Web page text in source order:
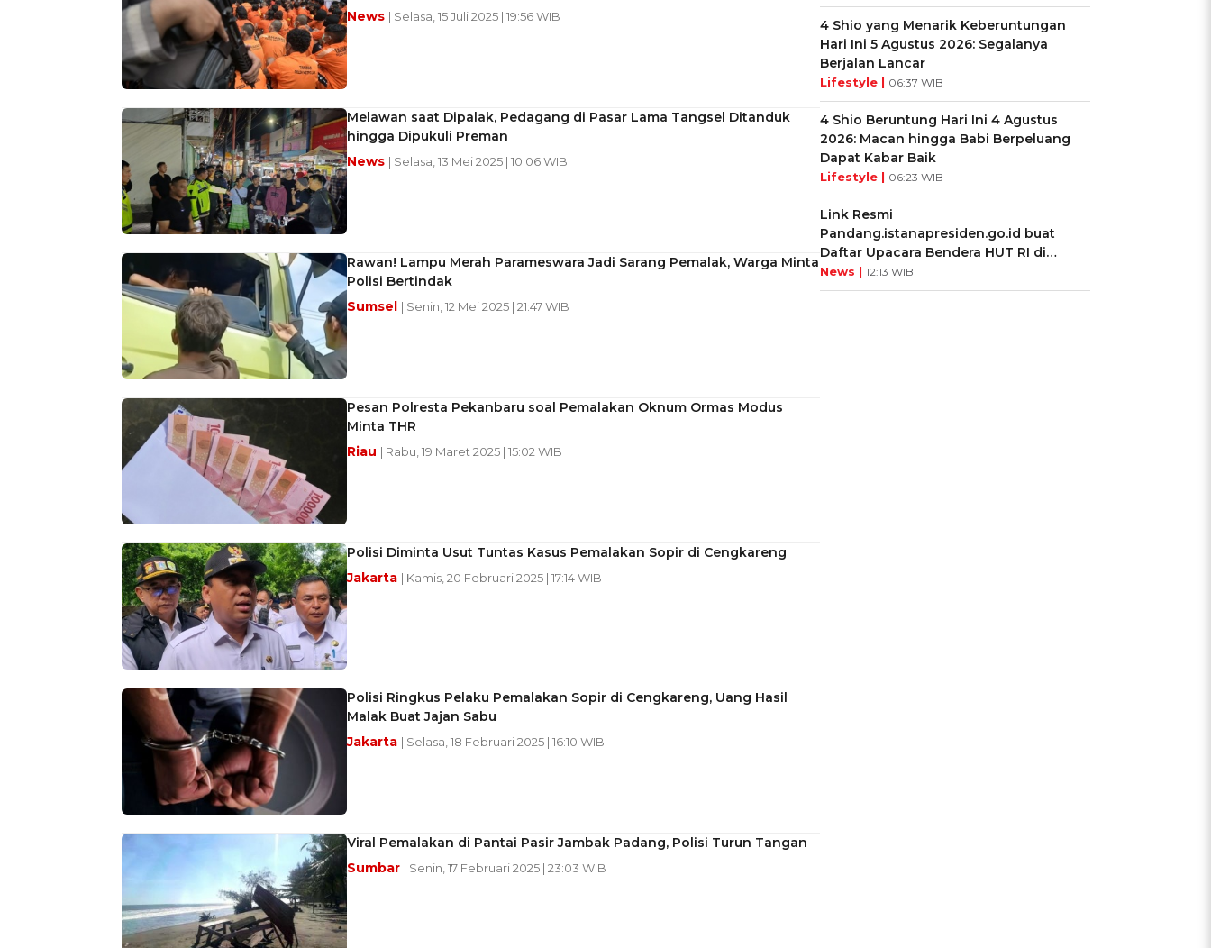
News | Selasa, 15 Juli 2025 | 19:56 WIB
Melawan saat Dipalak, Pedagang di Pasar Lama Tangsel Ditanduk
hingga Dipukuli Preman
News | Selasa, 13 Mei 2025 | 10:06 WIB
Rawan! Lampu Merah Parameswara Jadi Sarang Pemalak, Warga Minta
Polisi Bertindak
Sumsel | Senin, 12 Mei 2025 | 21:47 WIB
Pesan Polresta Pekanbaru soal Pemalakan Oknum Ormas Modus
Minta THR
Riau | Rabu, 19 Maret 2025 | 15:02 WIB
Polisi Diminta Usut Tuntas Kasus Pemalakan Sopir di Cengkareng
Jakarta | Kamis, 20 Februari 2025 | 17:14 WIB
Polisi Ringkus Pelaku Pemalakan Sopir di Cengkareng, Uang Hasil
Malak Buat Jajan Sabu
Jakarta | Selasa, 18 Februari 2025 | 16:10 WIB
Viral Pemalakan di Pantai Pasir Jambak Padang, Polisi Turun Tangan
Sumbar | Senin, 17 Februari 2025 | 23:03 WIB
4 Shio yang Menarik Keberuntungan
Hari Ini 5 Agustus 2026: Segalanya
Berjalan Lancar
Lifestyle | 06:37 WIB
4 Shio Beruntung Hari Ini 4 Agustus
2026: Macan hingga Babi Berpeluang
Dapat Kabar Baik
Lifestyle | 06:23 WIB
Link Resmi
Pandang.istanapresiden.go.id buat
Daftar Upacara Bendera HUT RI di
Istana Negara
News | 12:13 WIB